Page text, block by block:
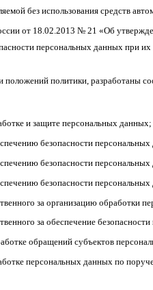
без использования средств
от 18.02.2013 № 21 «Об
персональных данных при
положений политики, разработаны
и защите персональных данных;
безопасности
безопасности
безопасности
за организацию обработки
за обеспечение
обращений субъектов
персональных данных по